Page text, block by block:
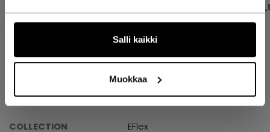
Salli kaikki
Muokkaa
TEKNISET TIEDOT
GBE6.9CC-SR
AGE GROUP
Senior
COLLECTION
EFlex